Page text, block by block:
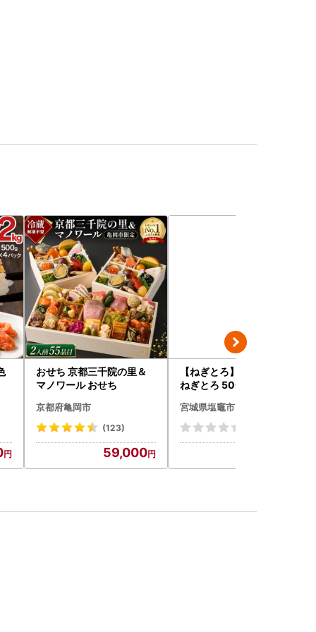
おせち 京都三千院の里＆
マノワール おせち
京都府亀岡市
(123)
59,000
【ねぎとろ】7日以内発送
ねぎとろ 500g(100g×5)
宮城県塩竈市